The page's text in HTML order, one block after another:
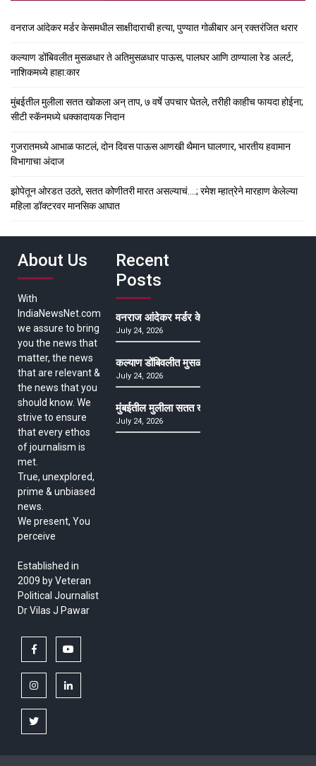
वनराज आंदेकर मर्डर केसमधील साक्षीदाराची हत्या, पुण्यात गोळीबार अन् रक्तरंजित थरार
कल्याण डोंबिवलीत मुसळधार ते अतिमुसळधार पाऊस, पालघर आणि ठाण्याला रेड अलर्ट,
नाशिकमध्ये हाहा:कार
मुंबईतील मुलीला सतत खोकला अन् ताप, ७ वर्षे उपचार घेतले, तरीही काहीच फायदा होईना;
सीटी स्कॅनमध्ये धक्कादायक निदान
गुजरातमध्ये आभाळ फाटलं, दोन दिवस पाऊस आणखी थैमान घालणार, भारतीय हवामान
विभागाचा अंदाज
झोपेतून ओरडत उठते, सतत कोणीतरी मारत असल्याचं….; रमेश म्हात्रेने मारहाण केलेल्या
महिला डॉक्टरवर मानसिक आघात
About Us
With
IndiaNewsNet.com
we assure to bring
you the news that
matter, the news
that are relevant &
the news that you
should know. We
strive to ensure
that every ethos
of journalism is
met.
True, unexplored,
prime & unbiased
news.
We present, You
perceive
Established in
2009 by Veteran
Political Journalist
Dr Vilas J Pawar
facebook
instagramlinkedin
twitter
Recent
Posts
वनराज आंदेकर मर्डर केसमधील साक्षीदाराची हत्या,
July 24, 2026
कल्याण डोंबिवलीत मुसळधार ते अतिमुसळधार पाऊस,
July 24, 2026
मुंबईतील मुलीला सतत खोकला अन् ताप, ७ वर्षे उपचार
July 24, 2026